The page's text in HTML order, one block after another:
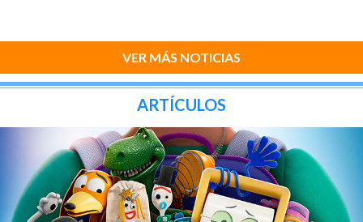
VER MÁS NOTICIAS
ARTÍCULOS